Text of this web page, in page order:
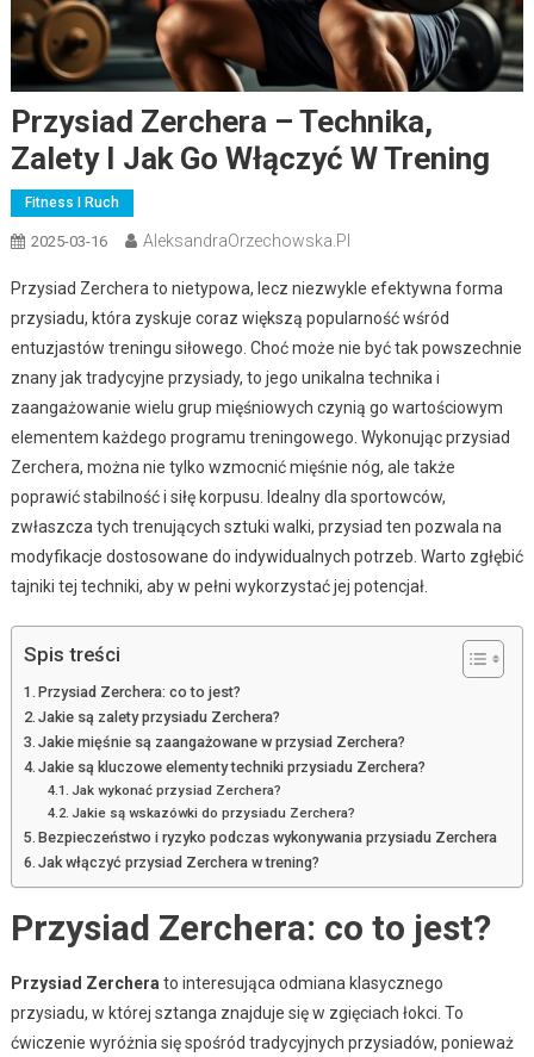
Przysiad Zerchera – Technika,
Zalety I Jak Go Włączyć W Trening
Fitness I Ruch
2025-03-16 AleksandraOrzechowska.pl
Przysiad Zerchera to nietypowa, lecz niezwykle efektywna forma
przysiadu, która zyskuje coraz większą popularność wśród
entuzjastów treningu siłowego. Choć może nie być tak powszechnie
znany jak tradycyjne przysiady, to jego unikalna technika i
zaangażowanie wielu grup mięśniowych czynią go wartościowym
elementem każdego programu treningowego. Wykonując przysiad
Zerchera, można nie tylko wzmocnić mięśnie nóg, ale także
poprawić stabilność i siłę korpusu. Idealny dla sportowców,
zwłaszcza tych trenujących sztuki walki, przysiad ten pozwala na
modyfikacje dostosowane do indywidualnych potrzeb. Warto zgłębić
tajniki tej techniki, aby w pełni wykorzystać jej potencjał.
Spis treści
Przysiad Zerchera: co to jest?
Jakie są zalety przysiadu Zerchera?
Jakie mięśnie są zaangażowane w przysiad Zerchera?
Jakie są kluczowe elementy techniki przysiadu Zerchera?
Jak wykonać przysiad Zerchera?
Jakie są wskazówki do przysiadu Zerchera?
Bezpieczeństwo i ryzyko podczas wykonywania przysiadu Zerchera
Jak włączyć przysiad Zerchera w trening?
Przysiad Zerchera: co to jest?
Przysiad Zerchera to interesująca odmiana klasycznego
przysiadu, w której sztanga znajduje się w zgięciach łokci. To
ćwiczenie wyróżnia się spośród tradycyjnych przysiadów, ponieważ